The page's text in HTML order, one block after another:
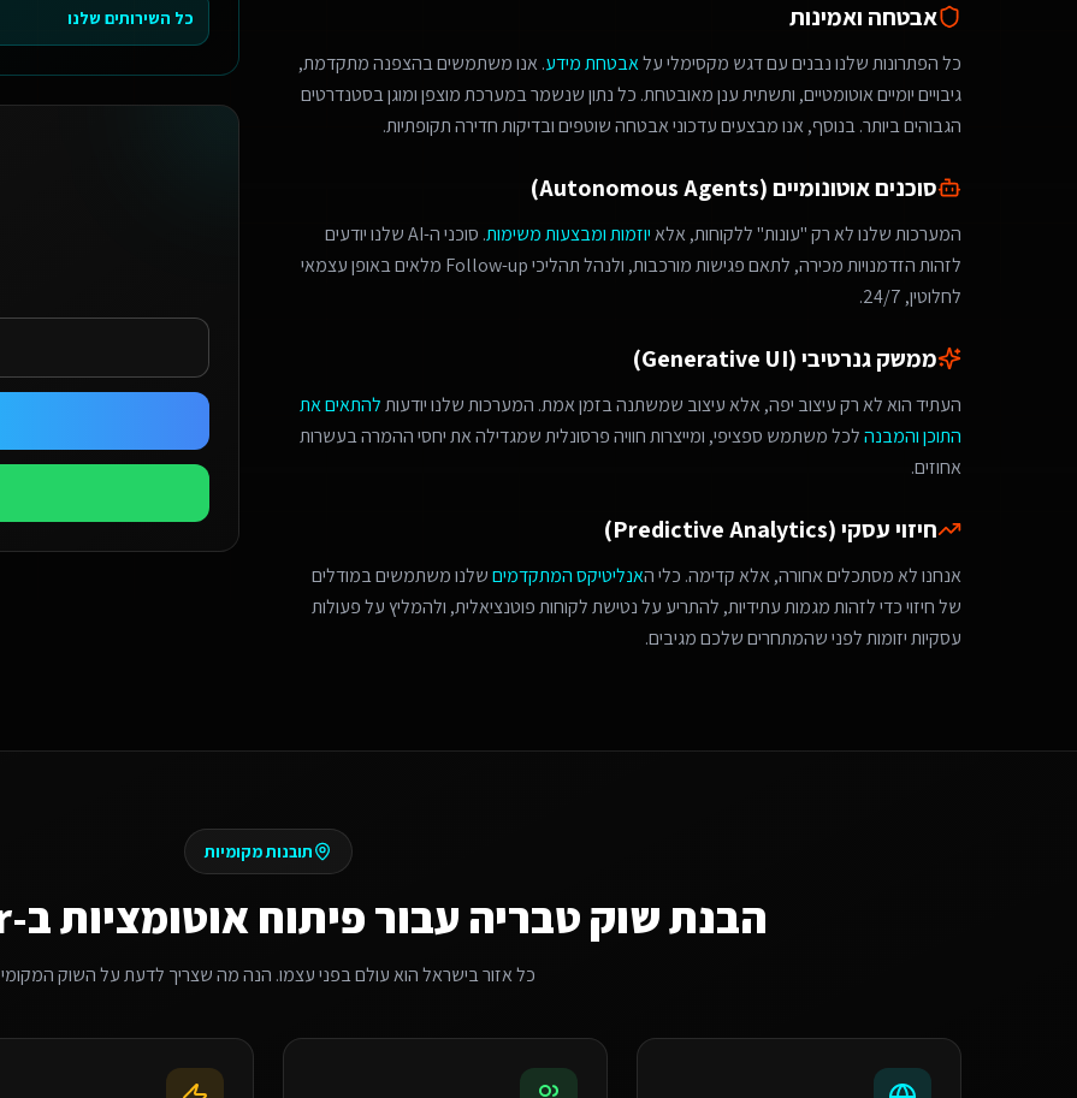
אבטחה ואמינות
כל הפתרונות שלנו נבנים עם דגש מקסימלי עלאבטחת מידע. אנו משתמשים בהצפנה מתקדמת,
גיבויים יומיים אוטומטיים, ותשתית ענן מאובטחת. כל נתון שנשמר במערכת מוצפן ומוגן בסטנדרטים
הגבוהים ביותר. בנוסף, אנו מבצעים עדכוני אבטחה שוטפים ובדיקות חדירה תקופתיות.
סוכנים אוטונומיים (Autonomous Agents)
המערכות שלנו לא רק "עונות" ללקוחות, אלאיוזמות ומבצעות משימות
. סוכני ה-AI שלנו יודעים
לזהות הזדמנויות מכירה, לתאם פגישות מורכבות, ולנהל תהליכי Follow-up מלאים באופן עצמאי
לחלוטין, 24/7.
ממשק גנרטיבי (Generative UI)
העתיד הוא לא רק עיצוב יפה, אלא עיצוב שמשתנה בזמן אמת. המערכות שלנו יודעותלהתאים את
התוכן והמבנהלכל משתמש ספציפי, ומייצרות חוויה פרסונלית שמגדילה את יחסי ההמרה בעשרות
אחוזים.
חיזוי עסקי (Predictive Analytics)
אנחנו לא מסתכלים אחורה, אלא קדימה. כלי האנליטיקס המתקדמיםשלנו משתמשים במודלים
של חיזוי כדי לזהות מגמות עתידיות, להתריע על נטישת לקוחות פוטנציאלית, ולהמליץ על פעולות
עסקיות יזומות לפני שהמתחרים שלכם מגיבים.
כל השירותים שלנו
תובנות מקומיות
הבנת שוקטבריה עבורפיתוח אוטומציות ב-Make/Zapier
כל אזור בישראל הוא עולם בפני עצמו. הנה מה שצריך לדעת על השוק המקומי